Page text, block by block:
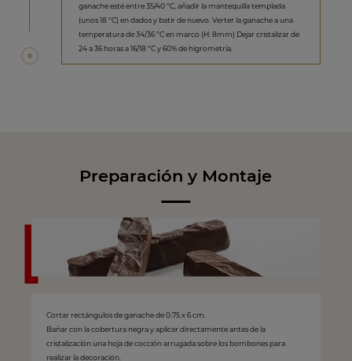
ganache esté entre 35/40 ºC, añadir la mantequilla templada
(unos 18 ºC) en dados y batir de nuevo. Verter la ganache a una
temperatura de 34/36 ºC en marco (H: 8mm) Dejar cristalizar de
24 a 36 horas a 16/18 ºC y 60% de higrometría.
Preparación y Montaje
Cortar rectángulos de ganache de 0.75 x 6 cm.
Bañar con la cobertura negra y aplicar directamente antes de la
cristalización una hoja de cocción arrugada sobre los bombones para
realizar la decoración.